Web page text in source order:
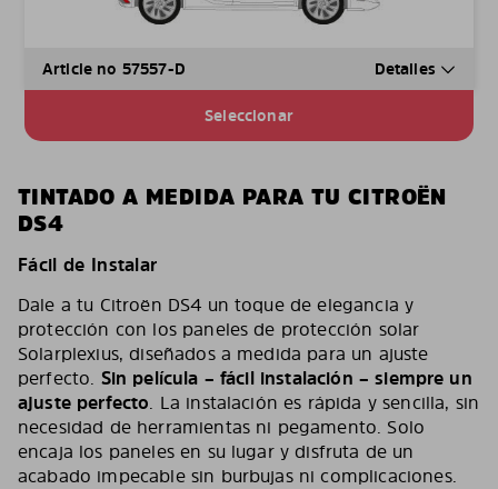
Article no 57557-D Detalles
Seleccionar
TINTADO A MEDIDA PARA TU CITROËN
DS4
Fácil de Instalar
Dale a tu Citroën DS4 un toque de elegancia y
protección con los paneles de protección solar
Solarplexius, diseñados a medida para un ajuste
perfecto. Sin película – fácil instalación – siempre un
ajuste perfecto. La instalación es rápida y sencilla, sin
necesidad de herramientas ni pegamento. Solo
encaja los paneles en su lugar y disfruta de un
acabado impecable sin burbujas ni complicaciones.